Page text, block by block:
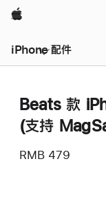
Apple
iPhone 配件
Beats 款
(支持
RMB 479